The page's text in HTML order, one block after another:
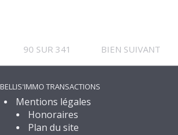
90 SUR 341 BIEN SUIVANT
BELLIS'IMMO TRANSACTIONS
Mentions légales
Honoraires
Plan du site